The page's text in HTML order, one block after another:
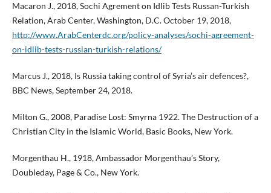
Macaron J., 2018, Sochi Agrement on Idlib Tests Russan-Turkish
Relation, Arab Center, Washington, D.C. October 19, 2018,
http://www.ArabCenterdc.org/policy-analyses/sochi-agreement-
on-idlib-tests-russian-turkish-relations/
Marcus J., 2018, Is Russia taking control of Syria’s air defences?,
BBC News, September 24, 2018.
Milton G., 2008, Paradise Lost: Smyrna 1922. The Destruction of a
Christian City in the Islamic World, Basic Books, New York.
Morgenthau H., 1918, Ambassador Morgenthau’s Story,
Doubleday, Page & Co., New York.